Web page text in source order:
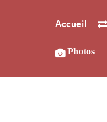
Accueil
Photos